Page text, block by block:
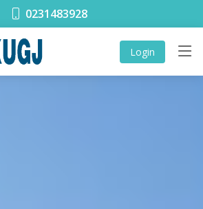
0231483928
Login